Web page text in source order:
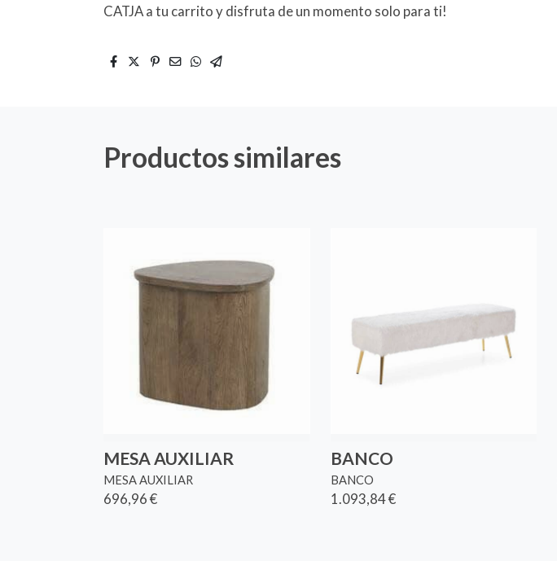
CATJA a tu carrito y disfruta de un momento solo para ti!
Productos similares
MESA AUXILIAR
MESA AUXILIAR
696,96 €
BANCO
BANCO
1.093,84 €